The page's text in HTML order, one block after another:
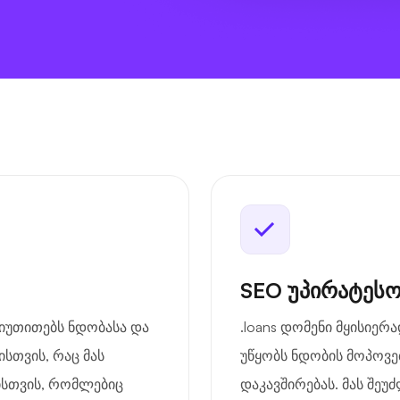
ნდობასა და
რაც მას
რომლებიც
SEO
.loans დომენი
უწყობს ნდობის
დაკავშირებას. მას